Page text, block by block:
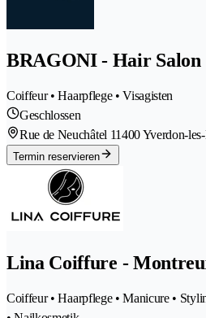
BRAGONI - Hair Salon
Coiffeur • Haarpflege • Visagisten
Geschlossen
Rue de Neuchâtel 11400 Yverdon-
Termin reservieren
Lina Coiffure -
Coiffeur • Haarpflege • Manicure •